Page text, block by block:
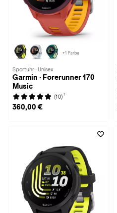
+1 Farbe
Sportuhr · Unisex
Garmin · Forerunner 170
Music
(10) 1
360,00 €